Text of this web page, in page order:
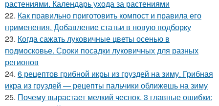
растениями. Календарь ухода за растениями
22. Как правильно приготовить компост и правила его
применения. Добавление статьи в новую подборку
23. Когда сажать луковичные цветы осенью в
подмосковье. Сроки посадки луковичных для разных
регионов
24. 6 рецептов грибной икры из груздей на зиму. Грибная
икра из груздей — рецепты пальчики оближешь на зиму
25. Почему вырастает мелкий чеснок. 3 главные ошибки: